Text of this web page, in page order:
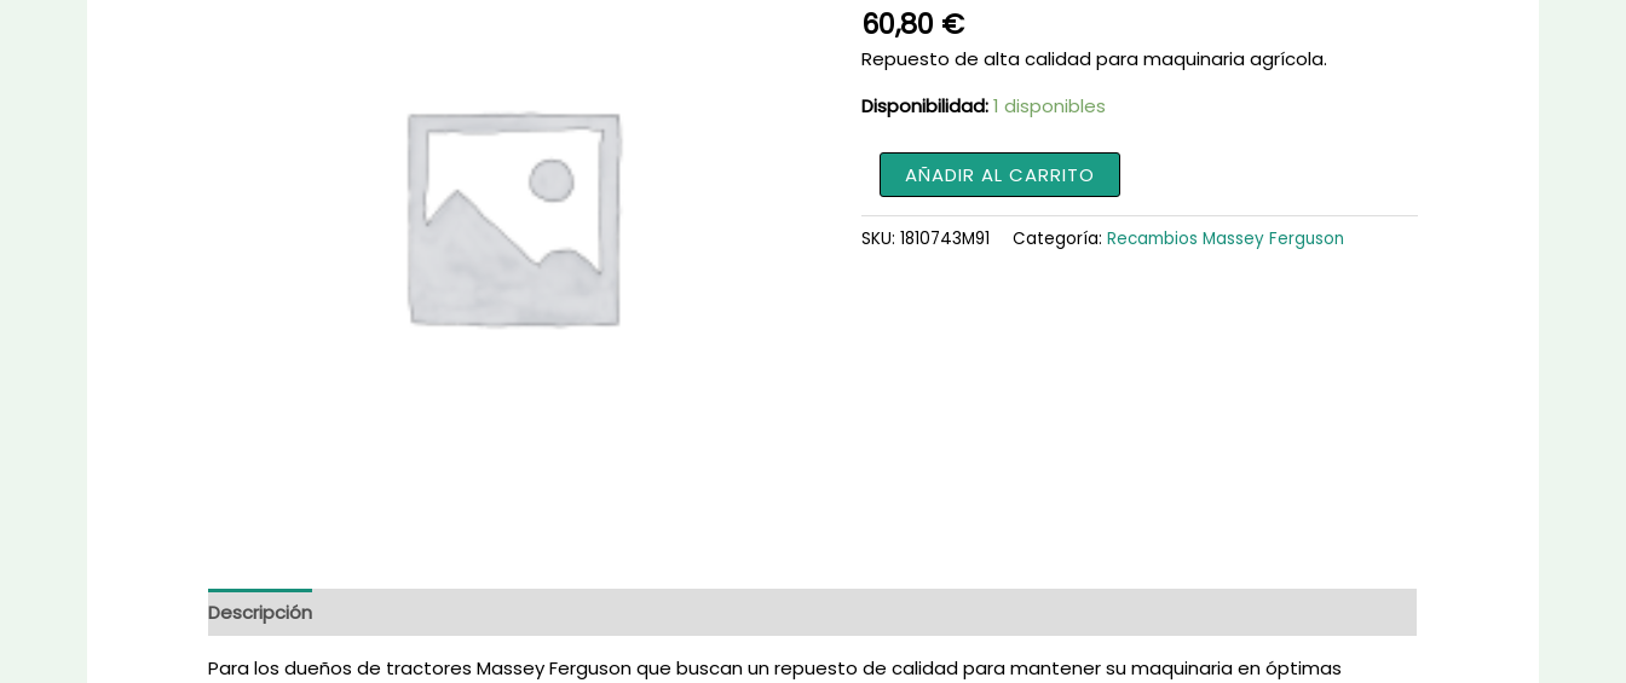
60,80 €
Repuesto de alta calidad para maquinaria agrícola.
Disponibilidad:1 disponibles
Juego
de
Escobillas
1810743M91
AÑADIR AL CARRITO
SKU: 1810743M91 Categoría: Recambios Massey Ferguson
Descripción
Para los dueños de tractores Massey Ferguson que buscan un repuesto de calidad para mantener su maquinaria en óptimas